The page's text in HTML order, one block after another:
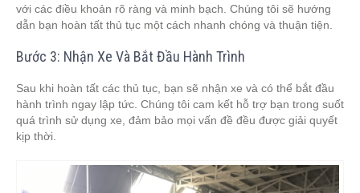
với các điều khoản rõ ràng và minh bạch. Chúng tôi sẽ hướng
dẫn bạn hoàn tất thủ tục một cách nhanh chóng và thuận tiện.
Bước 3: Nhận Xe Và Bắt Đầu Hành Trình
Sau khi hoàn tất các thủ tục, bạn sẽ nhận xe và có thể bắt đầu
hành trình ngay lập tức. Chúng tôi cam kết hỗ trợ bạn trong suốt
quá trình sử dụng xe, đảm bảo mọi vấn đề đều được giải quyết
kịp thời.